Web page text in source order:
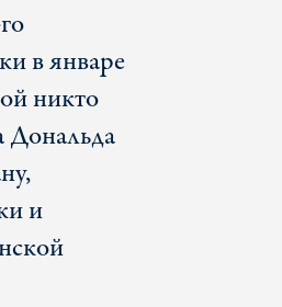
в январе
никто
Дональда
и